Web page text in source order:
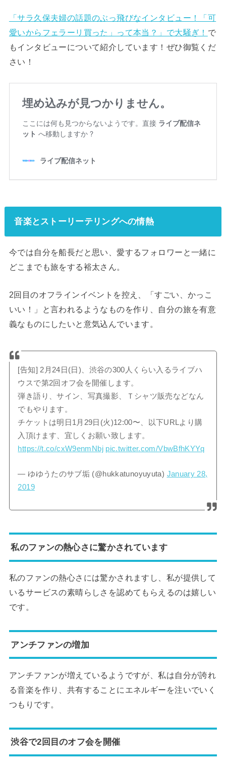
「サラ久保夫婦の話題のぶっ飛びなインタビュー！「可
愛いからフェラーリ買った」って本当？」で大騒ぎ！ で
もインタビューについて紹介しています！ぜひ御覧くだ
さい！
音楽とストーリーテリングへの情熱
今では自分を船長だと思い、愛するフォロワーと一緒に
どこまでも旅をする裕太さん。
2回目のオフラインイベントを控え、「すごい、かっこ
いい！」と言われるようなものを作り、自分の旅を有意
義なものにしたいと意気込んでいます。
[告知] 2月24日(日)、渋谷の300人くらい入るライブハ
ウスで第2回オフ会を開催します。
弾き語り、サイン、写真撮影、Ｔシャツ販売などなん
でもやります。
チケットは明日1月29日(火)12:00〜、以下URLより購
入頂けます、宜しくお願い致します。
https://t.co/cxW9enmNbj pic.twitter.com/VbwBfhKYYq
— ゆゆうたのサブ垢 (@hukkatunoyuyuta) January 28,
2019
私のファンの熱心さに驚かされています
私のファンの熱心さには驚かされますし、私が提供して
いるサービスの素晴らしさを認めてもらえるのは嬉しい
です。
アンチファンの増加
アンチファンが増えているようですが、私は自分が誇れ
る音楽を作り、共有することにエネルギーを注いでいく
つもりです。
渋谷で2回目のオフ会を開催